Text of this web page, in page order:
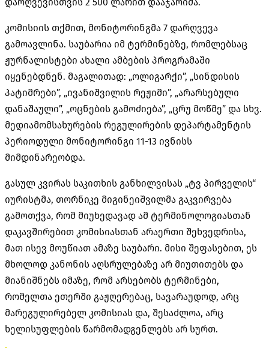
კომისიის თქმით, მონიტორინგმა 7 დარღვევა
გამოავლინა. საუბარია იმ ტერმინებზე, რომლებსაც
ჟურნალისტები ახალი ამბების პროგრამაში
იყენებდნენ. მაგალითად: „ოლიგარქი”, „სინდისის
პატიმრები”, „ივანიშვილის რეჟიმი”, „არარსებული
დანაშაული”, „ოცნების გამოძიება”, „ცრუ მოწმე” და სხვ.
მედიამომსახურების რეგულირების დეპარტამენტის
პერიოდული მონიტორინგი 11-13 ივნისს
მიმდინარეობდა.
გასულ კვირას საკითხის განხილვისას „ტვ პირველის“
იურისტმა, თორნიკე მიგინეიშვილმა გაკვირვება
გამოთქვა, რომ მიუხედავად ამ ტერმინოლოგიასთან
დაკავშირებით კომისიასთან არაერთი შეხვედრისა,
მათ ისევ მოუწიათ ამაზე საუბარი. მისი შეფასებით, ეს
მხოლოდ კანონის აღსრულებაზე არ მიუთითებს და
მიანიშნებს იმაზე, რომ არსებობს ტერმინები,
რომელთა ეთერში გაჟღერებაც, სავარაუდოდ, არც
მარეგულირებელ კომისიას და, შესაძლოა, არც
ხელისუფლების წარმომადგენლებს არ სურთ.